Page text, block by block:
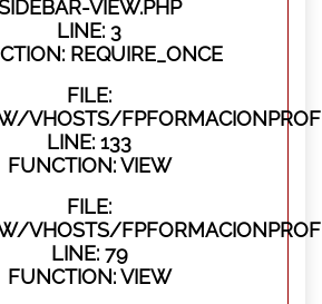
VIEW.PHP
LINE: 3
REQUIRE_ONCE
FILE:
VHOSTS/
LINE: 133
FUNCTION: VIEW
FILE:
VHOSTS/
LINE: 79
FUNCTION: VIEW